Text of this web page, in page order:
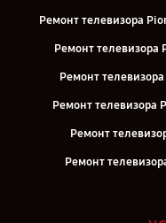
Ремонт телевизора
Ремонт телевизора
Ремонт
Ремонт телевизора
Ремонт
Ремонт
Ремонт